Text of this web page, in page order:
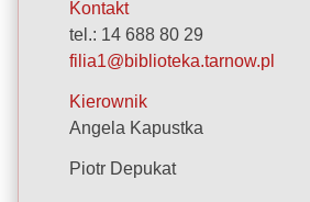
Kontakt
tel.: 14 688 80 29
filia1@biblioteka.tarnow.pl
Kierownik
Angela Kapustka
Piotr Depukat